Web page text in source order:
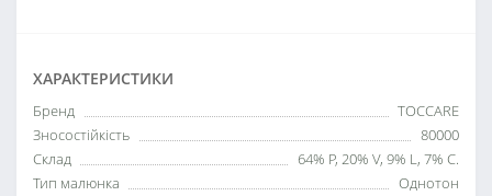
ХАРАКТЕРИСТИКИ
Бренд
TOCCARE
Зносостійкість
80000
Склад
64% P, 20% V, 9% L, 7% C.
Тип малюнка
Однотон